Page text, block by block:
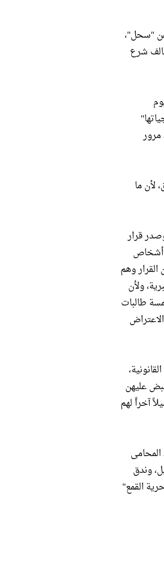
عن "سحل"،
شرع
مرور
لأن ما
قرار
أشخاص
وهم
ولأن
طالبات
عليهن
آخراً لهم
المحامى
وندق
القمع"